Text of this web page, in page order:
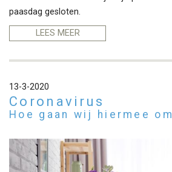
paasdag gesloten.
LEES MEER
13-3-2020
Coronavirus
Hoe gaan wij hiermee om